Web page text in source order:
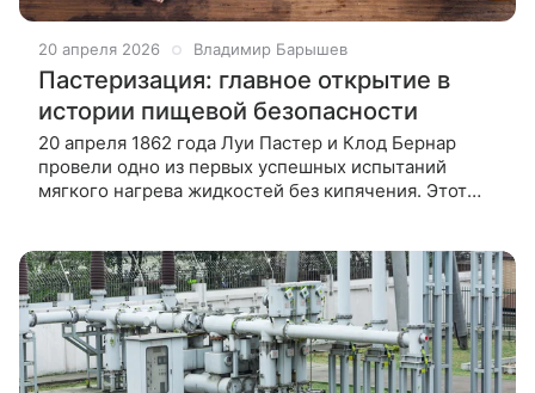
20 апреля 2026 Владимир Барышев
Пастеризация: главное открытие в
истории пищевой безопасности
20 апреля 1862 года Луи Пастер и Клод Бернар
провели одно из первых успешных испытаний
мягкого нагрева жидкостей без кипячения. Этот